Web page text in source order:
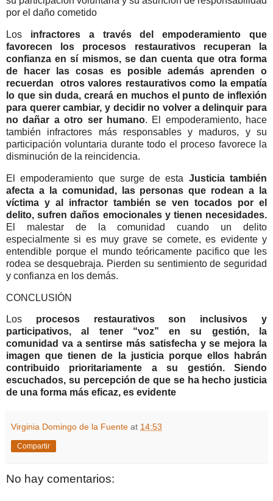
por el daño cometido
Los infractores a través del empoderamiento que
favorecen los procesos restaurativos recuperan la
confianza en sí mismos, se dan cuenta que otra forma
de hacer las cosas es posible además aprenden o
recuerdan otros valores restaurativos como la empatía
lo que sin duda, creará en muchos el punto de inflexión
para querer cambiar, y decidir no volver a delinquir para
no dañar a otro ser humano. El empoderamiento, hace
también infractores más responsables y maduros, y su
participación voluntaria durante todo el proceso favorece la
disminución de la reincidencia.
El empoderamiento que surge de esta Justicia también
afecta a la comunidad, las personas que rodean a la
víctima y al infractor también se ven tocados por el
delito, sufren daños emocionales y tienen necesidades.
El malestar de la comunidad cuando un delito
especialmente si es muy grave se comete, es evidente y
entendible porque el mundo teóricamente pacifico que les
rodea se desquebraja. Pierden su sentimiento de seguridad
y confianza en los demás.
CONCLUSIÓN
Los procesos restaurativos son inclusivos y
participativos, al tener “voz” en su gestión, la
comunidad va a sentirse más satisfecha y se mejora la
imagen que tienen de la justicia porque ellos habrán
contribuido prioritariamente a su gestión. Siendo
escuchados, su percepción de que se ha hecho justicia
de una forma más eficaz, es evidente
Virginia Domingo de la Fuente at 14:53
Compartir
No hay comentarios: